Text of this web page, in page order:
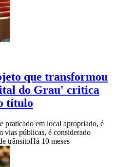
que transformou
do Grau' critica
título
praticado em local apropriado, é
vias públicas, é considerado
trânsitoHá 10 meses